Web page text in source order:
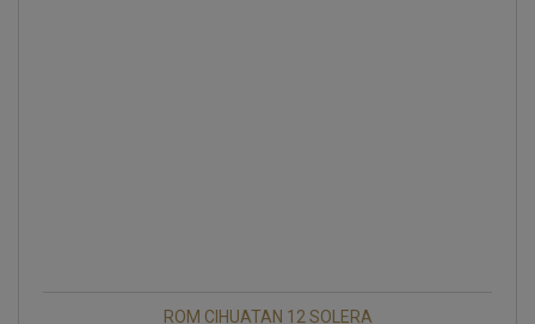
ROM CIHUATAN 12 SOLERA